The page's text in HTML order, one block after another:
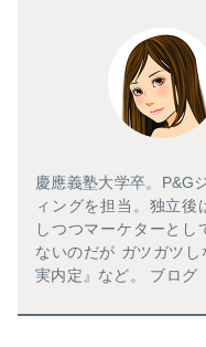
慶應義塾大学卒。P&G
ィングを担当。独立
しつつマーケターと
ないのだが ガツガツ
実内定』など。 ブログ